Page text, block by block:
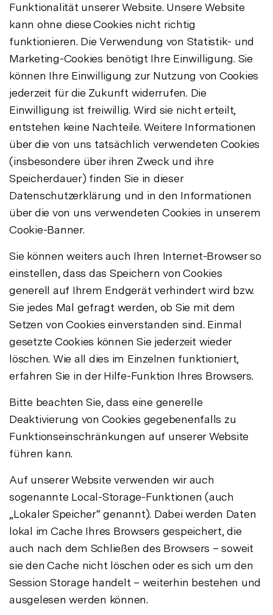
Funktionalität unserer Website. Unsere Website
kann ohne diese Cookies nicht richtig
funktionieren. Die Verwendung von Statistik- und
Marketing-Cookies benötigt Ihre Einwilligung. Sie
können Ihre Einwilligung zur Nutzung von Cookies
jederzeit für die Zukunft widerrufen. Die
Einwilligung ist freiwillig. Wird sie nicht erteilt,
entstehen keine Nachteile. Weitere Informationen
über die von uns tatsächlich verwendeten Cookies
(insbesondere über ihren Zweck und ihre
Speicherdauer) finden Sie in dieser
Datenschutzerklärung und in den Informationen
über die von uns verwendeten Cookies in unserem
Cookie-Banner.
Sie können weiters auch Ihren Internet-Browser so
einstellen, dass das Speichern von Cookies
generell auf Ihrem Endgerät verhindert wird bzw.
Sie jedes Mal gefragt werden, ob Sie mit dem
Setzen von Cookies einverstanden sind. Einmal
gesetzte Cookies können Sie jederzeit wieder
löschen. Wie all dies im Einzelnen funktioniert,
erfahren Sie in der Hilfe-Funktion Ihres Browsers.
Bitte beachten Sie, dass eine generelle
Deaktivierung von Cookies gegebenenfalls zu
Funktionseinschränkungen auf unserer Website
führen kann.
Auf unserer Website verwenden wir auch
sogenannte Local-Storage-Funktionen (auch
„Lokaler Speicher“ genannt). Dabei werden Daten
lokal im Cache Ihres Browsers gespeichert, die
auch nach dem Schließen des Browsers – soweit
sie den Cache nicht löschen oder es sich um den
Session Storage handelt – weiterhin bestehen und
ausgelesen werden können.